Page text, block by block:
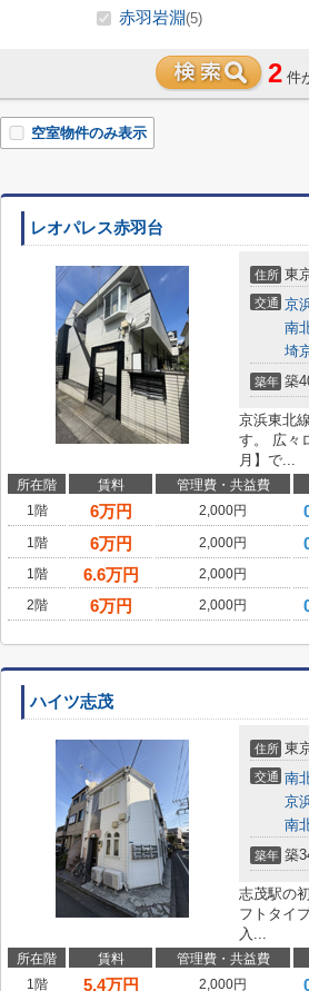
赤羽岩淵(5)
2 件
空室物件のみ表示
レオパレス赤羽台
住所 東
交通 京
南
埼
築年 築
京浜東北
す。 広々
月】で...
所在階 賃料 管理費・共益費
1階
6万円 2,000円
1階
6万円 2,000円
1階
6.6万円 2,000円
2階
6万円 2,000円
ハイツ志茂
住所 東
交通 南
京
南
築年 築
志茂駅の
フトタイ
入...
所在階 賃料 管理費・共益費
1階
5.4万円 2,000円